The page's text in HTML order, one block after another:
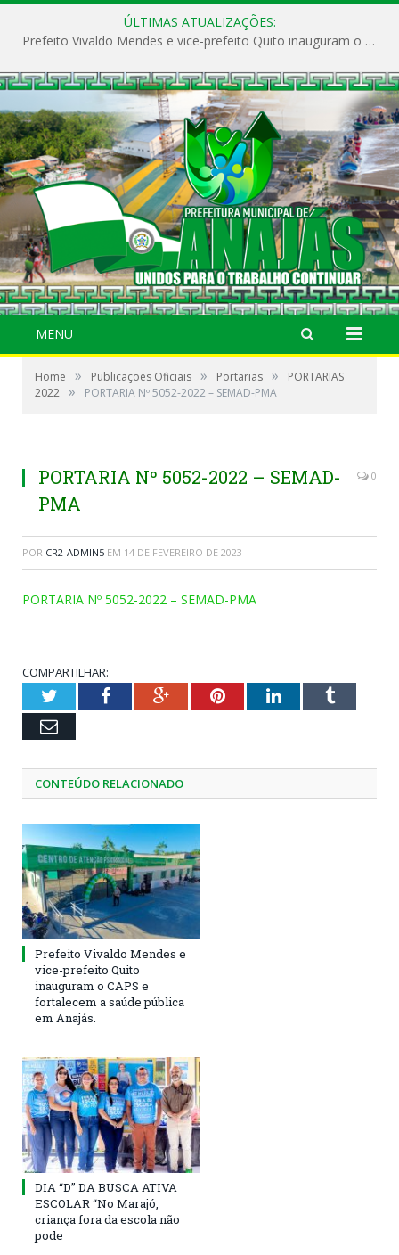
ÚLTIMAS ATUALIZAÇÕES:
Prefeito Vivaldo Mendes e vice-prefeito Quito inauguram o CAPS e fortalecem a saúde pública em Anajás.
MENU
Home » Publicações Oficiais » Portarias »
PORTARIAS
2022 » PORTARIA Nº 5052-2022 – SEMAD-PMA
PORTARIA Nº 5052-2022 – SEMAD-
PMA
0
POR CR2-ADMIN5 EM 14 DE FEVEREIRO DE 2023
PORTARIA Nº 5052-2022 – SEMAD-PMA
COMPARTILHAR:
TwitterFacebookGoogle+PinterestLinkedInTumblr
Email
CONTEÚDO RELACIONADO
Prefeito Vivaldo Mendes e
vice-prefeito Quito
inauguram o CAPS e
fortalecem a saúde pública
em Anajás.
DIA “D” DA BUSCA ATIVA
ESCOLAR “No Marajó,
criança fora da escola não
pode